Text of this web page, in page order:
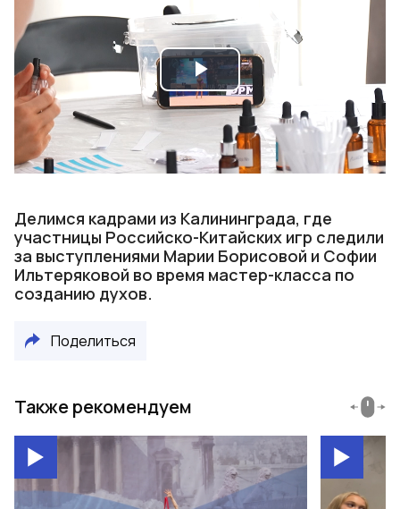
Play
Video
Делимся кадрами из Калининграда, где
участницы Российско-Китайских игр следили
за выступлениями Марии Борисовой и Софии
Ильтеряковой во время мастер-класса по
созданию духов.
Поделиться
Также рекомендуем